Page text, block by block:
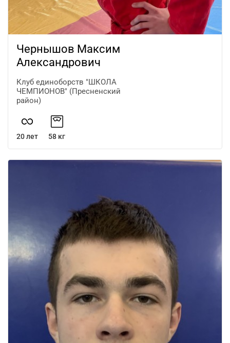
Чернышов Максим
Александрович
Клуб единоборств "ШКОЛА
ЧЕМПИОНОВ" (Пресненский
район)
20 лет 58 кг